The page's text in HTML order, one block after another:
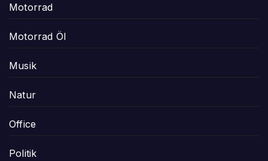
Motorrad
Motorrad Öl
Musik
Natur
Office
Politik